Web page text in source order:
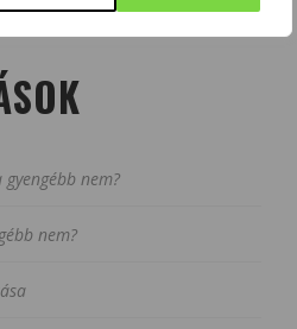
gyengébb nem?
nem?